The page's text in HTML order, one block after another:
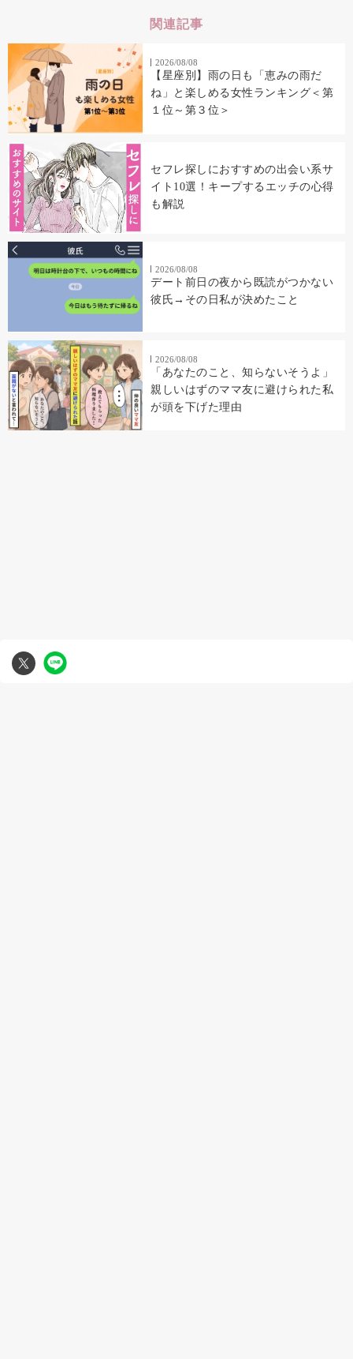
関連記事
2026/08/08
【星座別】雨の日も「恵みの雨だ
ね」と楽しめる女性ランキング＜第
１位～第３位＞
セフレ探しにおすすめの出会い系サ
イト10選！キープするエッチの心得
も解説
2026/08/08
デート前日の夜から既読がつかない
彼氏→その日私が決めたこと
2026/08/08
「あなたのこと、知らないそうよ」
親しいはずのママ友に避けられた私
が頭を下げた理由